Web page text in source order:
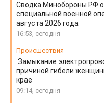
Сводка Минобороны РФ
специальной военной
августа 2026 года
16:53, сегодня
Происшествия
Замыкание
причиной гибели
крае
09:14, сегодня